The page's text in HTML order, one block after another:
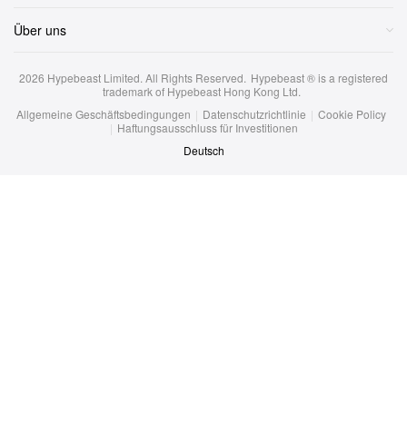
Über uns
2026 Hypebeast Limited. All Rights Reserved. Hypebeast ® is a registered
trademark of Hypebeast Hong Kong Ltd.
Allgemeine Geschäftsbedingungen | Datenschutzrichtlinie | Cookie Policy
| Haftungsausschluss für Investitionen
Deutsch